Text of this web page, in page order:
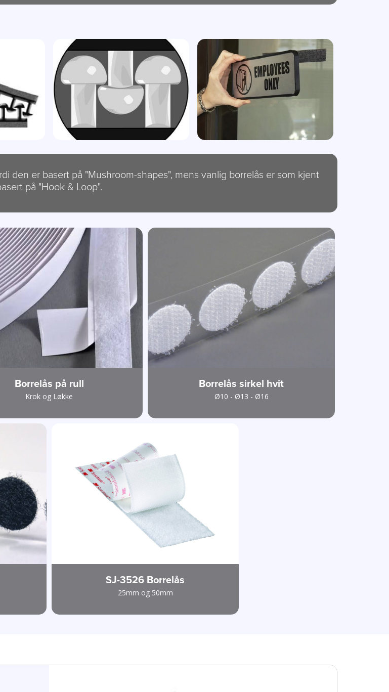
den er basert på "Mushroom-shapes", mens vanlig borrelås er som kjent
på "Hook & Loop".
Borrelås på rull
Krok og Løkke
Borrelås sirkel hvit
Ø10 - Ø13 - Ø16
SJ-3526 Borrelås
25mm og 50mm